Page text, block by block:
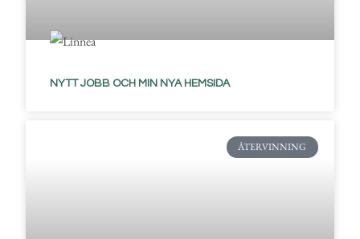
NYTT JOBB OCH MIN NYA HEMSIDA
ÅTERVINNING